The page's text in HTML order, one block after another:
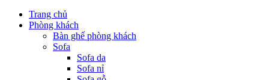
Trang chủ
Phòng khách
Bàn ghế phòng khách
Sofa
Sofa da
Sofa nỉ